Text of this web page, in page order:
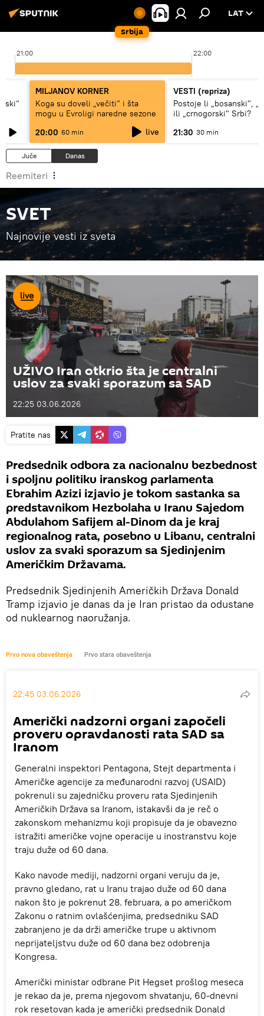
Srbija
LAT
21:00 22:00
MILJANOV KORNER
Koga su doveli „večiti“ i šta
mogu u Evroligi naredne sezone
20:00 60 min live
VESTI (repriza)
Postoje li „bosanski",
ili „crnogorski" Srbi?
21:30 30 min
Juče Danas
Reemiteri
SVET
Najnovije vesti iz sveta
UŽIVO Iran otkrio šta je centralni
uslov za svaki sporazum sa SAD
22:25 03.06.2026
Pratite nas
Predsednik odbora za nacionalnu bezbednost
i spoljnu politiku iranskog parlamenta
Ebrahim Azizi izjavio je tokom sastanka sa
predstavnikom Hezbolaha u Iranu Sajedom
Abdulahom Safijem al-Dinom da je kraj
regionalnog rata, posebno u Libanu, centralni
uslov za svaki sporazum sa Sjedinjenim
Američkim Državama.
Predsednik Sjedinjenih Američkih Država Donald
Tramp izjavio je danas da je Iran pristao da odustane
od nuklearnog naoružanja.
Prvo nova obaveštenja Prvo stara obaveštenja
22:45 03.06.2026
Američki nadzorni organi započeli
proveru opravdanosti rata SAD sa
Iranom
Generalni inspektori Pentagona, Stejt departmenta i
Američke agencije za međunarodni razvoj (USAID)
pokrenuli su zajedničku proveru rata Sjedinjenih
Američkih Država sa Iranom, istakavši da je reč o
zakonskom mehanizmu koji propisuje da je obavezno
istražiti američke vojne operacije u inostranstvu koje
traju duže od 60 dana.
Kako navode mediji, nadzorni organi veruju da je,
pravno gledano, rat u Iranu trajao duže od 60 dana
nakon što je pokrenut 28. februara, a po američkom
Zakonu o ratnim ovlašćenjima, predsedniku SAD
zabranjeno je da drži američke trupe u aktivnom
neprijateljstvu duže od 60 dana bez odobrenja
Kongresa.
Američki ministar odbrane Pit Hegset prošlog meseca
je rekao da je, prema njegovom shvatanju, 60-dnevni
rok resetovan kada je američki predsednik Donald